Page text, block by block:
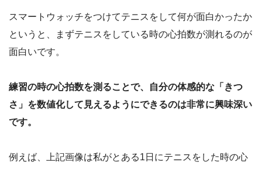
スマートウォッチをつけてテニスをして何が面白かったか
というと、まずテニスをしている時の心拍数が測れるのが
面白いです。
練習の時の心拍数を測ることで、自分の体感的な「きつ
さ」を数値化して見えるようにできるのは非常に興味深い
です。
例えば、上記画像は私がとある1日にテニスをした時の心